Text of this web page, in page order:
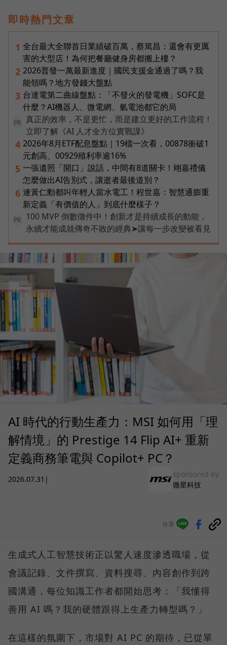
即時熱門文章
1 全台最大全聯首日業績破百萬，蔡篤昌：還會有更厲
害的大型店！為何把餐廳健身房都搬上樓？
2 2026普發一萬最新進度｜國民支援金通過了嗎？我
能領嗎？地方發錢大盤點
3 台達電第二曲線盤點：「不發火的發電機」SOFC是
什麼？AI機器人、微電網、氫電池都它的局
PR
真正的效率，不是更忙，而是建立更好的工作流程！
立即了解《AI 人才全方位實戰課》
4 2026年8月ETF配息盤點｜19檔一次看，00878衝破1
元創高、00929殖利率逾16%
5 一張遺照「開口」說話，中間有8道關卡！翊嘉禮儀
怎麼做出AI告別式，讓逝者最後道別？
6 連黃仁勳都叫年輕人當水電工！程世嘉：智慧通膨重
新定義「有價值的人」到底什麼樣子？
PR
100 MVP 倒數徵件中！創新才是持續成長的動能，
永續才能成就傳奇不敗的經典➤讓每一步改變被看見
AI 時代的行動生產力：MSI 如何用「理
解情境」的 Prestige 14 Flip AI+ 重新
定義商務筆電與 Copilot+ PC？
2026.07.31 |
sponsored by
微星科技
分享
生成式人工智慧技術正以驚人速度滲透職場，從
會議記錄、文件撰寫、資料搜尋、內容創作到跨
國溝通，每位知識工作者都開始思考：「我懂得
善用 AI 嗎？我的硬體跟得上生產力轉型嗎？」
在這樣的氛圍下，市場對 AI PC 的期待，已從單